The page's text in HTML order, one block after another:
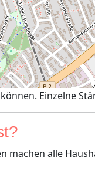
Einzelne
machen alle